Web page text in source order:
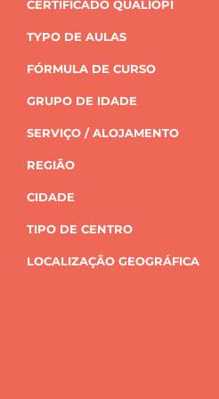
CERTIFICADO QUALIOPI
TYPO DE AULAS
FÓRMULA DE CURSO
GRUPO DE IDADE
SERVIÇO / ALOJAMENTO
REGIÃO
CIDADE
TIPO DE CENTRO
LOCALIZAÇÃO GEOGRÁFICA